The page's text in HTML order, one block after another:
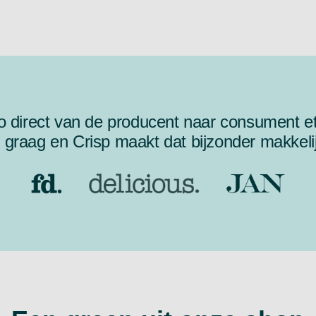
direct van de producent naar consument
graag en Crisp maakt dat bijzonder